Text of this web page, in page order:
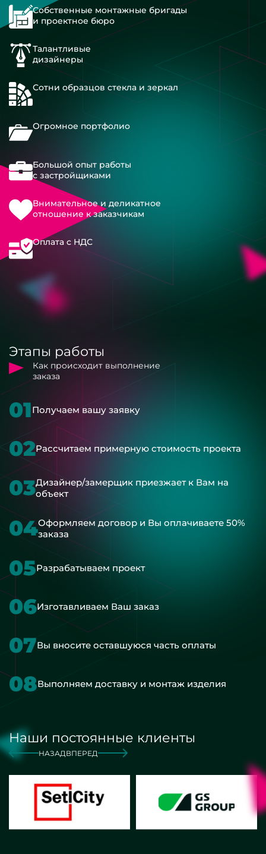
Собственные монтажные бригады
и проектное бюро
Талантливые
дизайнеры
Сотни образцов стекла и зеркал
Огромное портфолио
Большой опыт работы
с застройщиками
Внимательное и деликатное
отношение к заказчикам
Оплата с НДС
Этапы работы
Как происходит выполнение
заказа
01Получаем вашу заявку
02Рассчитаем примерную стоимость проекта
03Дизайнер/замерщик приезжает к Вам на
объект
04Оформляем договор и Вы оплачиваете 50%
заказа
05Разрабатываем проект
06Изготавливаем Ваш заказ
07Вы вносите оставшуюся часть оплаты
08Выполняем доставку и монтаж изделия
Наши постоянные клиенты
НАЗАД ВПЕРЕД